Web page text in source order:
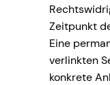
Zeitpunkt
Eine
verlinkten
konkrete